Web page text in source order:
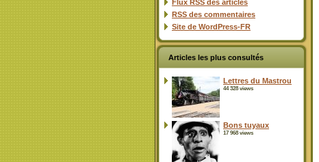
Flux RSS des articles
RSS des commentaires
Site de WordPress-FR
Articles les plus consultés
Lettres du Mastrou
44 328 views
Bons tuyaux
17 968 views